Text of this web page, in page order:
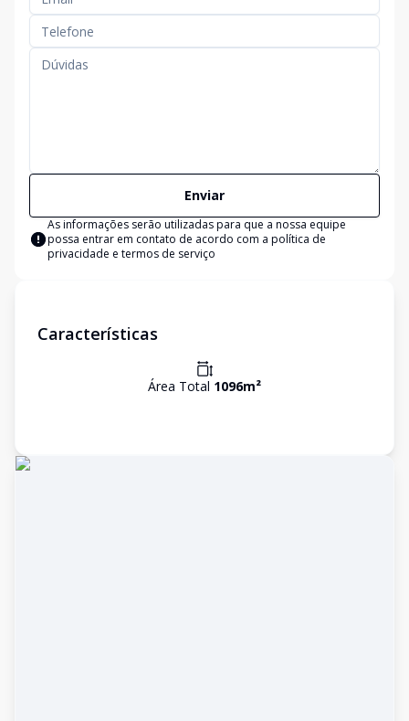
Enviar
As informações serão utilizadas para que a nossa equipe
possa entrar em contato de acordo com a política de
privacidade e termos de serviço
Características
Área Total 1096m²